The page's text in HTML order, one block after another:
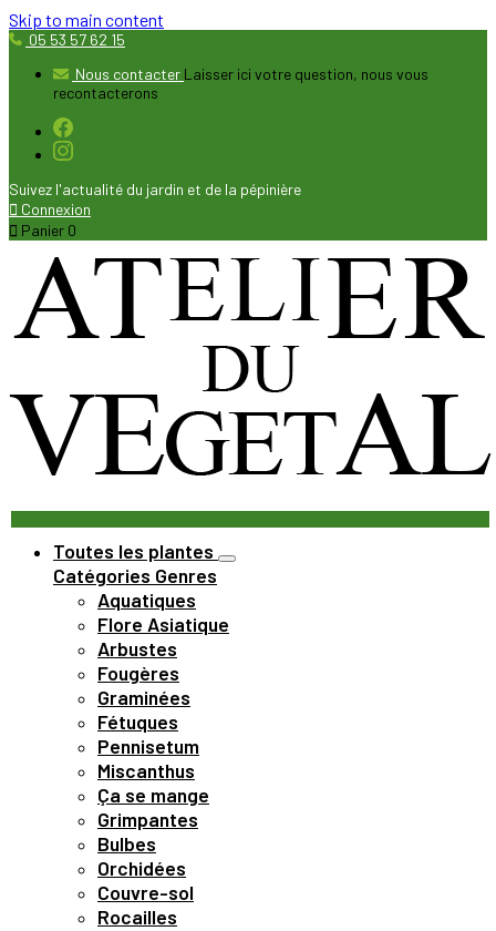
Skip to main content
05 53 57 62 15
Nous contacter Laisser ici votre question, nous vous
recontacterons
Suivez l'actualité du jardin et de la pépinière
 Connexion
 Panier 0
Toutes les plantes
Catégories Genres
Aquatiques
Flore Asiatique
Arbustes
Fougères
Graminées
Fétuques
Pennisetum
Miscanthus
Ça se mange
Grimpantes
Bulbes
Orchidées
Couvre-sol
Rocailles